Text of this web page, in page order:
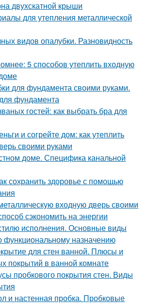
двухскатной крыши
для утепления металлической
видов опалубки. Разновидность
5 способов утеплить входную
для фундамента своими руками.
фундамента
гостей: как выбрать бра для
и согрейте дом: как утеплить
своими руками
доме. Специфика канальной
сохранить здоровье с помощью
входную дверь своими
сэкономить на энергии
исполнения. Основные виды
функциональному назначению
для стен ванной. Плюсы и
покрытий в ванной комнате
пробкового покрытия стен. Виды
и настенная пробка. Пробковые